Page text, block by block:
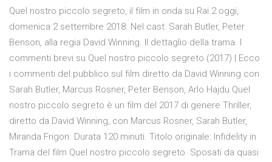
Quel nostro piccolo segreto, il film in onda su Rai 2 oggi,
domenica 2 settembre 2018. Nel cast: Sarah Butler, Peter
Benson, alla regia David Winning. Il dettaglio della trama. I
commenti brevi su Quel nostro piccolo segreto (2017) | Ecco
i commenti del pubblico sul film diretto da David Winning con
Sarah Butler, Marcus Rosner, Peter Benson, Arlo Hajdu Quel
nostro piccolo segreto è un film del 2017 di genere Thriller,
diretto da David Winning, con Marcus Rosner, Sarah Butler,
Miranda Frigon. Durata 120 minuti. Titolo originale: Infidelity in
Trama del film Quel nostro piccolo segreto. Sposati da quasi